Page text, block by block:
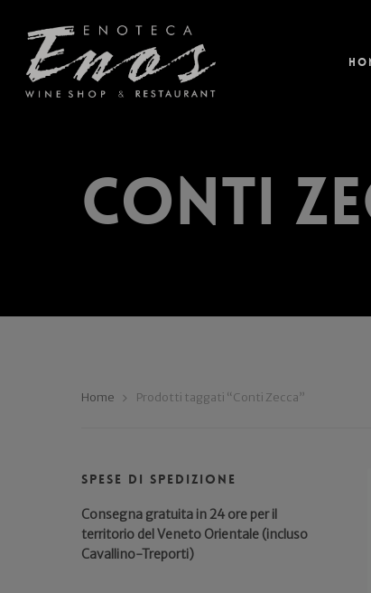
Conti
Home Prodotti taggati “Conti Zecca”
Spese di spedizione
Consegna gratuita in 24 ore per il
territorio del Veneto Orientale (incluso
Cavallino-Treporti)